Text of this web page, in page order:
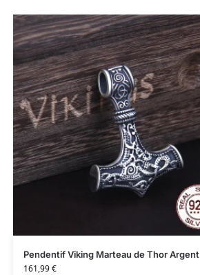
Pendentif Viking Marteau de Thor Argent
161,99€